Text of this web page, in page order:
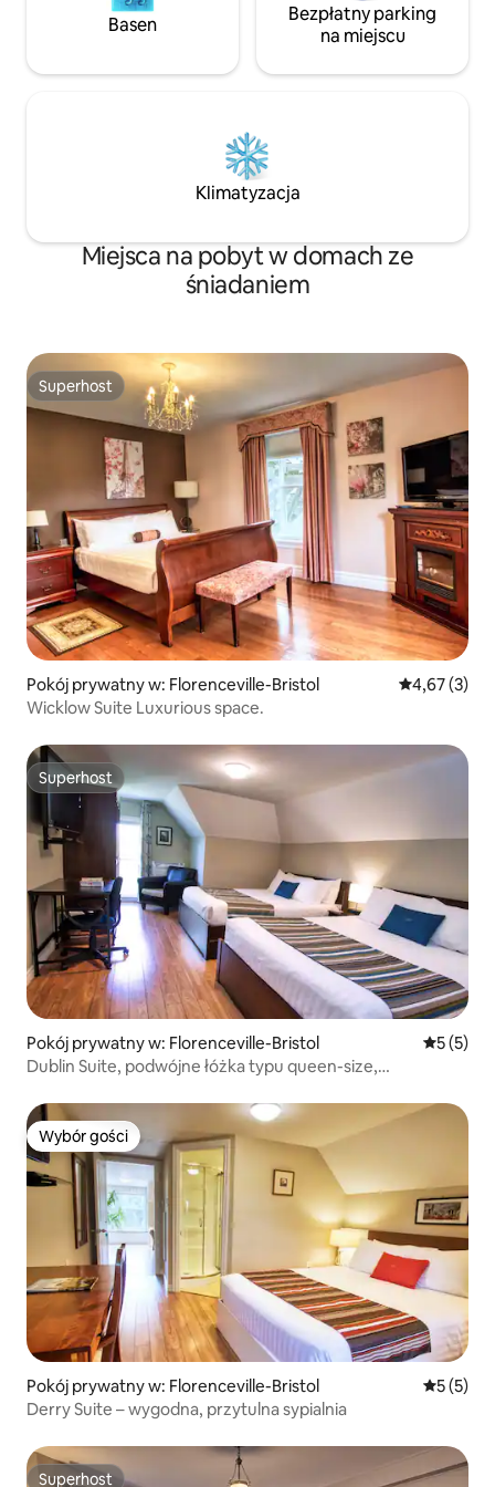
Basen
Bezpłatny parking
na miejscu
Klimatyzacja
Miejsca na pobyt w domach ze
śniadaniem
Superhost
Superhost
Pokój prywatny w: Florenceville-Bristol Średnia
4,67 (3)
Wicklow Suite Luxurious space.
Superhost
Superhost
Pokój prywatny w: Florenceville-Bristol Średnia
5 (5)
Dublin Suite, podwójne łóżka typu queen-size,
Wybór gości
Wybór gości
Pokój prywatny w: Florenceville-Bristol Średnia
5 (5)
Derry Suite – wygodna, przytulna sypialnia
Superhost